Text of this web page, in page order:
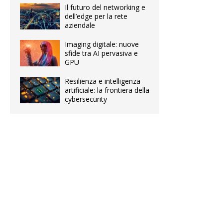
Il futuro del networking e
dell’edge per la rete
aziendale
Imaging digitale: nuove
sfide tra AI pervasiva e
GPU
Resilienza e intelligenza
artificiale: la frontiera della
cybersecurity